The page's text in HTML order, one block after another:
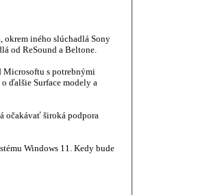
iného slúchadlá Sony
od ReSound a Beltone.
Microsoftu s potrebnými
ďalšie Surface modely a
očakávať široká podpora
Windows 11. Kedy bude